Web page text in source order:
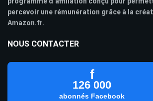
percevoir une rémunération grâce à la
Amazon.fr.
NOUS CONTACTER
f
126 000
abonnés Facebook